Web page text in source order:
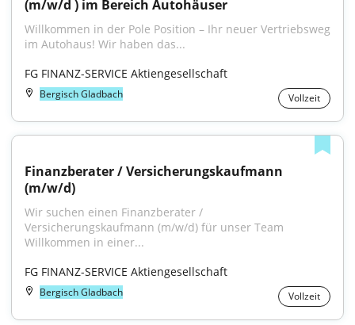
(m/w/d ) im Bereich Autohäuser
Willkommen in der Pole Position – Ihr neuer Vertriebsweg
im Autohaus! Wir haben das...
FG FINANZ-SERVICE Aktiengesellschaft
Bergisch Gladbach Vollzeit
Finanzberater / Versicherungskaufmann
(m/w/d)
Wir suchen einen Finanzberater /
Versicherungskaufmann (m/w/d) für unser Team
Willkommen in einer...
FG FINANZ-SERVICE Aktiengesellschaft
Bergisch Gladbach Vollzeit